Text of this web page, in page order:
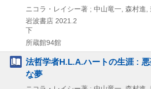
ニコラ・レイシー著 ; 中山竜一, 森村進,
岩波書店 2021.2
下
所蔵館94館
法哲学者H.L.A.ハートの生涯 :
な夢